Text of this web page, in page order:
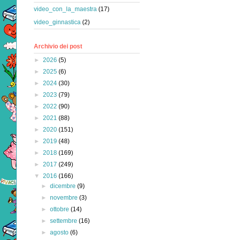
video_con_la_maestra (17)
video_ginnastica (2)
Archivio dei post
► 2026 (5)
► 2025 (6)
► 2024 (30)
► 2023 (79)
► 2022 (90)
► 2021 (88)
► 2020 (151)
► 2019 (48)
► 2018 (169)
► 2017 (249)
▼ 2016 (166)
►dicembre(9)
►novembre(3)
►ottobre(14)
►settembre(16)
►agosto(6)